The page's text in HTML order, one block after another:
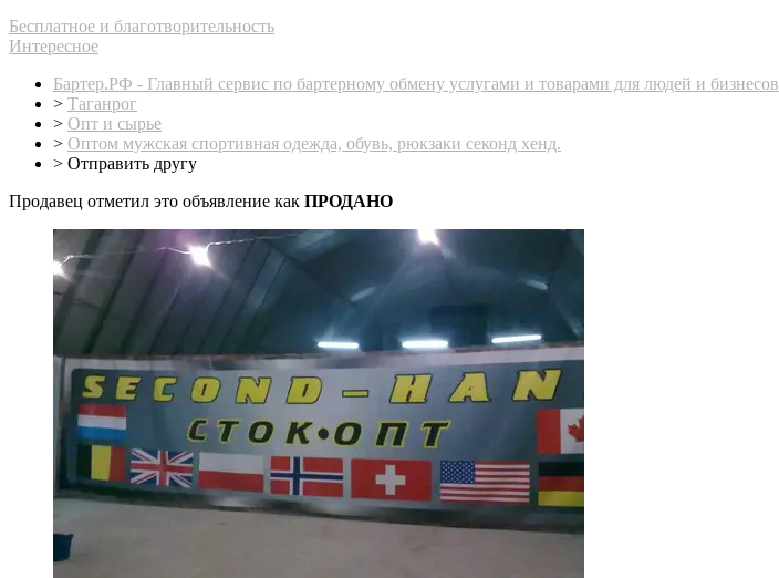
Бесплатное и благотворительность
Интересное
Бартер.РФ - Главный сервис по бартерному обмену услугами и товарами для людей и бизнесов
> Таганрог
> Опт и сырье
> Оптом мужская спортивная одежда, обувь, рюкзаки секонд хенд.
> Отправить другу
Продавец отметил это объявление как ПРОДАНО